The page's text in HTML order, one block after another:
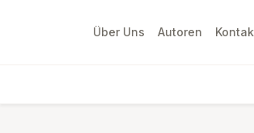
Über Uns Autoren